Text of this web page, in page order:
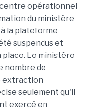
centre opérationnel
du ministère
la plateforme
suspendus et
place. Le ministère
nombre de
extraction
seulement qu'il
exercé en